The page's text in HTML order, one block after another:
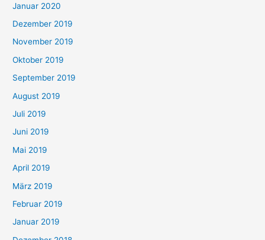
Januar 2020
Dezember 2019
November 2019
Oktober 2019
September 2019
August 2019
Juli 2019
Juni 2019
Mai 2019
April 2019
März 2019
Februar 2019
Januar 2019